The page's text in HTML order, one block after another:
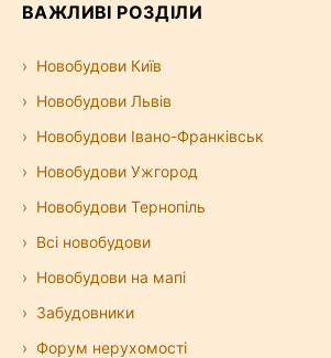
ВАЖЛИВІ РОЗДІЛИ
Новобудови Київ
Новобудови Львів
Новобудови Івано-Франківськ
Новобудови Ужгород
Новобудови Тернопіль
Всі новобудови
Новобудови на мапі
Забудовники
Форум нерухомості